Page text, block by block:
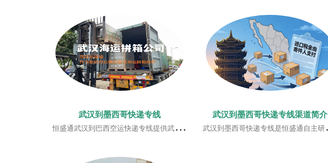
武汉到墨西哥快递专线
恒盛通武汉到巴西空运快递专线提供武汉到巴西国际空运， 武汉到巴西国际快递等巴西专线一站式服务。
武汉到墨西哥快递专线渠道简介
武汉到墨西哥快递专线是恒盛通自主研发的一条直飞墨西哥的专线快递渠道。客户线上下单，我司上门揽收，并操作出库，经香港直飞墨西哥，当地清关完成后，交给当地知名快递公司安排派送